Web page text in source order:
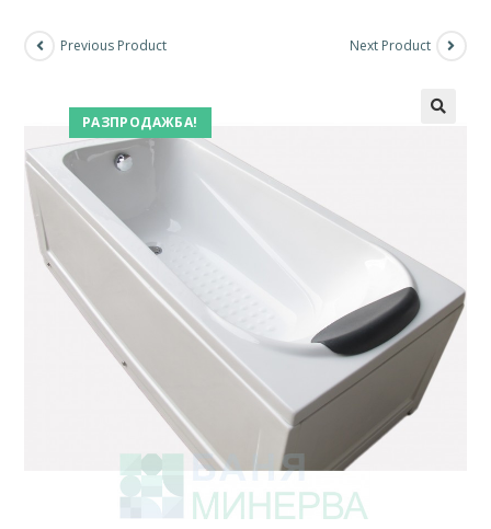
РАЗПРОДАЖБА!
Previous Product Next Product